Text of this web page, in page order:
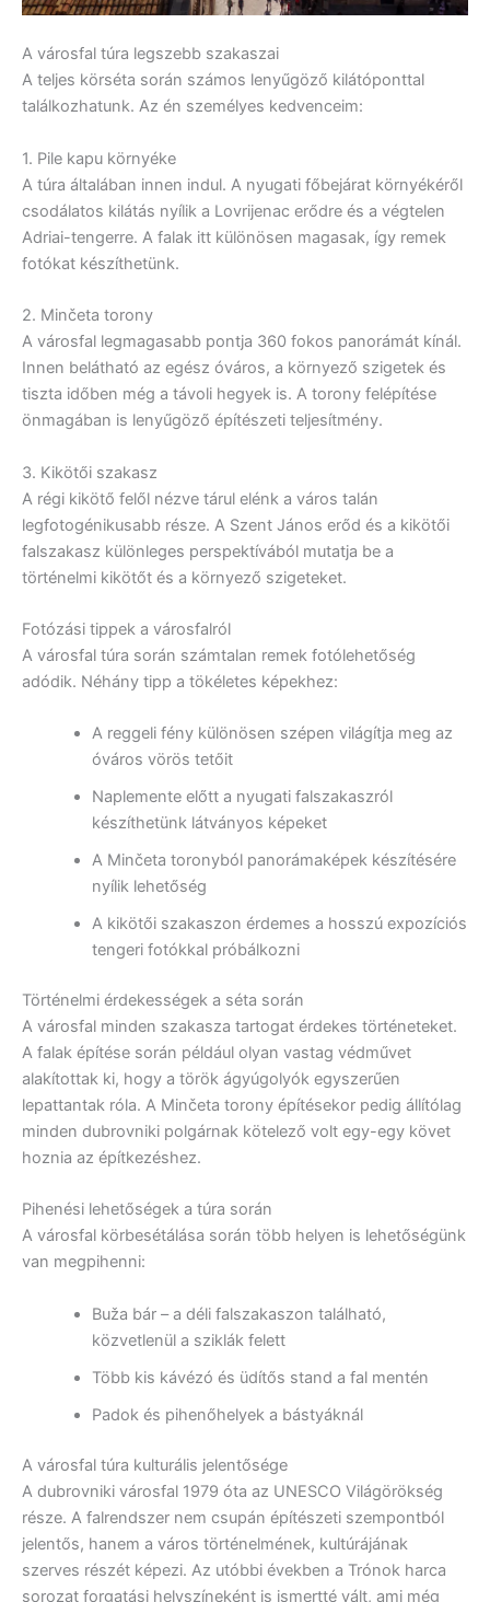
A városfal túra legszebb szakaszai
A teljes körséta során számos lenyűgöző kilátóponttal
találkozhatunk. Az én személyes kedvenceim:
1. Pile kapu környéke
A túra általában innen indul. A nyugati főbejárat környékéről
csodálatos kilátás nyílik a Lovrijenac erődre és a végtelen
Adriai-tengerre. A falak itt különösen magasak, így remek
fotókat készíthetünk.
2. Minčeta torony
A városfal legmagasabb pontja 360 fokos panorámát kínál.
Innen belátható az egész óváros, a környező szigetek és
tiszta időben még a távoli hegyek is. A torony felépítése
önmagában is lenyűgöző építészeti teljesítmény.
3. Kikötői szakasz
A régi kikötő felől nézve tárul elénk a város talán
legfotogénikusabb része. A Szent János erőd és a kikötői
falszakasz különleges perspektívából mutatja be a
történelmi kikötőt és a környező szigeteket.
Fotózási tippek a városfalról
A városfal túra során számtalan remek fotólehetőség
adódik. Néhány tipp a tökéletes képekhez:
A reggeli fény különösen szépen világítja meg az
óváros vörös tetőit
Naplemente előtt a nyugati falszakaszról
készíthetünk látványos képeket
A Minčeta toronyból panorámaképek készítésére
nyílik lehetőség
A kikötői szakaszon érdemes a hosszú expozíciós
tengeri fotókkal próbálkozni
Történelmi érdekességek a séta során
A városfal minden szakasza tartogat érdekes történeteket.
A falak építése során például olyan vastag védművet
alakítottak ki, hogy a török ágyúgolyók egyszerűen
lepattantak róla. A Minčeta torony építésekor pedig állítólag
minden dubrovniki polgárnak kötelező volt egy-egy követ
hoznia az építkezéshez.
Pihenési lehetőségek a túra során
A városfal körbesétálása során több helyen is lehetőségünk
van megpihenni:
Buža bár – a déli falszakaszon található,
közvetlenül a sziklák felett
Több kis kávézó és üdítős stand a fal mentén
Padok és pihenőhelyek a bástyáknál
A városfal túra kulturális jelentősége
A dubrovniki városfal 1979 óta az UNESCO Világörökség
része. A falrendszer nem csupán építészeti szempontból
jelentős, hanem a város történelmének, kultúrájának
szerves részét képezi. Az utóbbi években a Trónok harca
sorozat forgatási helyszíneként is ismertté vált, ami még